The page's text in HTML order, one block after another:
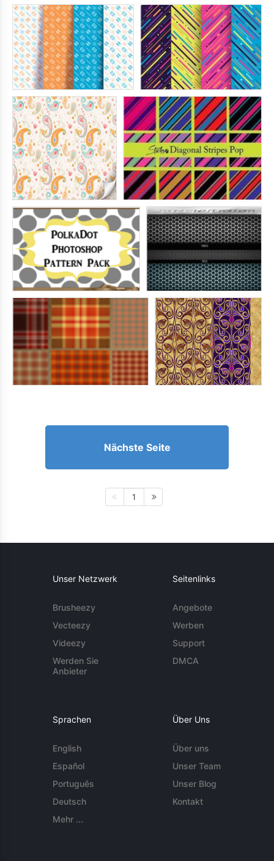
Nächste Seite
1
Unser Netzwerk
Brusheezy
Vecteezy
Videezy
Werden Sie
Anbieter
Seitenlinks
Angebote
Werben
Support
DMCA
Sprachen
English
Español
Português
Deutsch
Mehr ...
Über Uns
Über uns
Unser Team
Unser Blog
Kontakt